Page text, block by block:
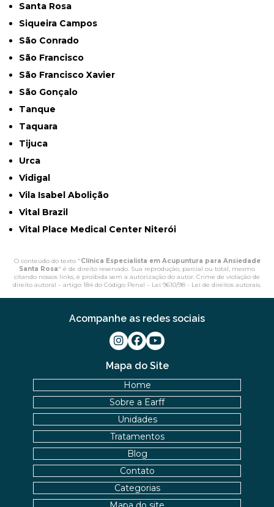
Santa Rosa
Siqueira Campos
São Conrado
São Francisco
São Francisco Xavier
São Gonçalo
Tanque
Taquara
Tijuca
Urca
Vidigal
Vila Isabel Abolição
Vital Brazil
Vital Place Medical Center Niterói
O conteúdo do texto "Clínica Especialista em Acupuntura para Ansiedade
Santa Rosa" é de direito reservado. Sua reprodução, parcial ou total, mesmo
citando nossos links, é proibida sem a autorização do autor. Crime de violação de
direito autoral – artigo 184 do Código Penal – Lei 9610/98 - Lei de direitos autorais.
Mapa do Site
Home
Sobre a Earff
Unidades
Tratamentos
Blog
Contato
Categorias
Acompanhe as redes sociais